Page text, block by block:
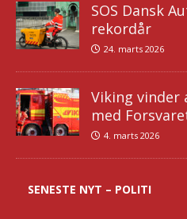
SOS Dansk
rekordår
24. marts 2026
Viking
med
4. marts 2026
SENESTE NYT – POLITI